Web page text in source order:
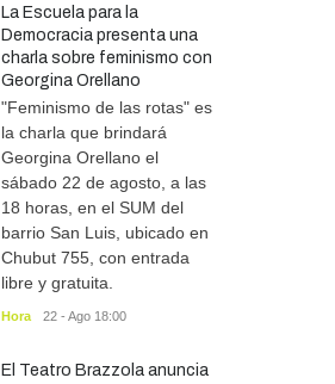
presentó el cronograma de
actividades por el Día de la
Tradición
CULTURA
La Escuela para la
Democracia presenta una
charla sobre feminismo con
Georgina Orellano
"Feminismo de las rotas" es
la charla que brindará
Georgina Orellano el
sábado 22 de agosto, a las
18 horas, en el SUM del
barrio San Luis, ubicado en
Chubut 755, con entrada
libre y gratuita.
Hora 22 - Ago 18:00
El Teatro Brazzola anuncia